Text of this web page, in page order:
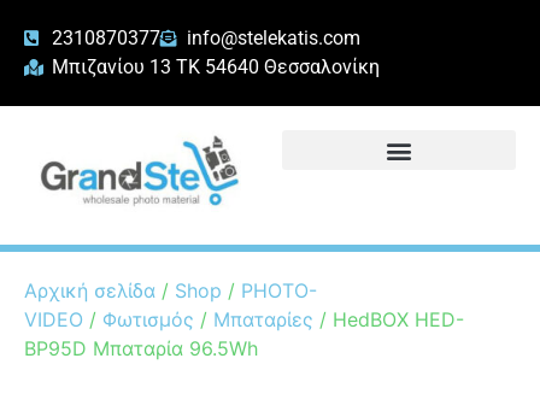
2310870377
info@stelekatis.com
Μπιζανίου 13 ΤΚ 54640 Θεσσαλονίκη
Αρχική σελίδα / Shop / PHOTO-
VIDEO / Φωτισμός / Μπαταρίες / HedBOX HED-
BP95D Μπαταρία 96.5Wh